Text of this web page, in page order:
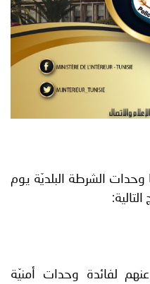
الشرطة البلديّة يوم
عنهم لفائدة وحدات أمنيّة